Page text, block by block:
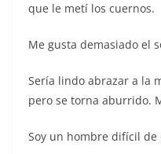
que le metí los cuernos.
Me gusta demasiado el
Sería lindo abrazar a la
pero se torna aburrido.
Soy un hombre difícil de